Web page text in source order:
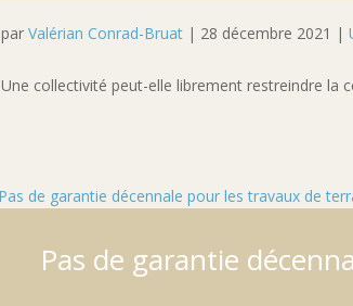
parValérian Conrad-Bruat | 28 décembre 2021 |
Une collectivité peut-elle librement restreindre la
Pas de garantie